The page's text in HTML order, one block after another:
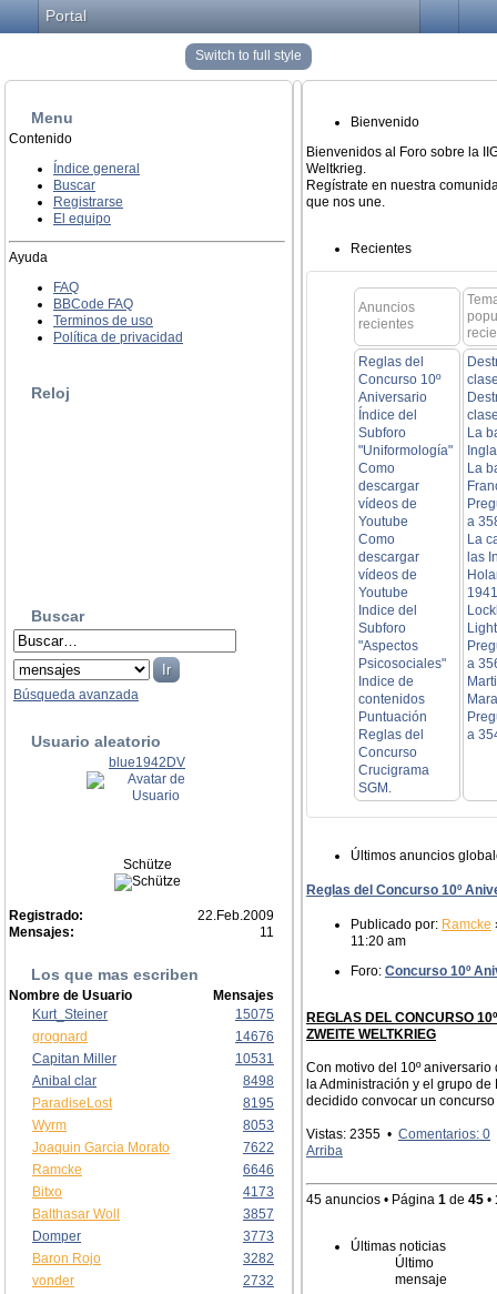
Portal
Switch to full style
Menu
Contenido
Índice general
Buscar
Registrarse
El equipo
Ayuda
FAQ
BBCode FAQ
Terminos de uso
Política de privacidad
Reloj
Buscar
Búsqueda avanzada
Usuario aleatorio
blue1942DV
Schütze
Registrado:
22.Feb.2009
Mensajes:
11
Los que mas escriben
Nombre de Usuario
Mensajes
Kurt_Steiner
15075
grognard
14676
Capitan Miller
10531
Anibal clar
8498
ParadiseLost
8195
Wyrm
8053
Joaquin Garcia Morato
7622
Ramcke
6646
Bitxo
4173
Balthasar Woll
3857
Domper
3773
Baron Rojo
3282
vonder
2732
Bienvenido
Bienvenidos al Foro sobre la
Weltkrieg.
Regístrate en nuestra
que nos une.
Recientes
Anuncios
recientes
Reglas del
Concurso 10º
Aniversario
Índice del
Subforo
"Uniformología"
Como
descargar
vídeos de
Youtube
Como
descargar
vídeos de
Youtube
Indice del
Subforo
"Aspectos
Psicosociales"
Indice de
contenidos
Puntuación
Reglas del
Concurso
Crucigrama
SGM.
La
La
a
La
las
a
a
Últimos anuncios
Reglas del Concurso 10º
Publicado por: Ramcke
11:20 am
Foro: Concurso 10º
REGLAS DEL CONCURSO
ZWEITE WELTKRIEG
Con motivo del 10º
la Administración y el grupo
decidido convocar un
Vistas: 2355 • Comentarios: 0
Arriba
45 anuncios • Página 1 de 45 •
Últimas noticias
Último
mensaje